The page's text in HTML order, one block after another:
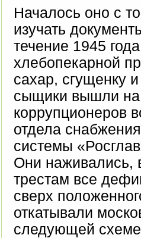
Началось оно с
изучать
течение 1945
хлебопекарной
сахар, сгущенку
сыщики вышли
коррупционеров
отдела
системы
Они наживались,
трестам все
сверх
откатывали
следующей